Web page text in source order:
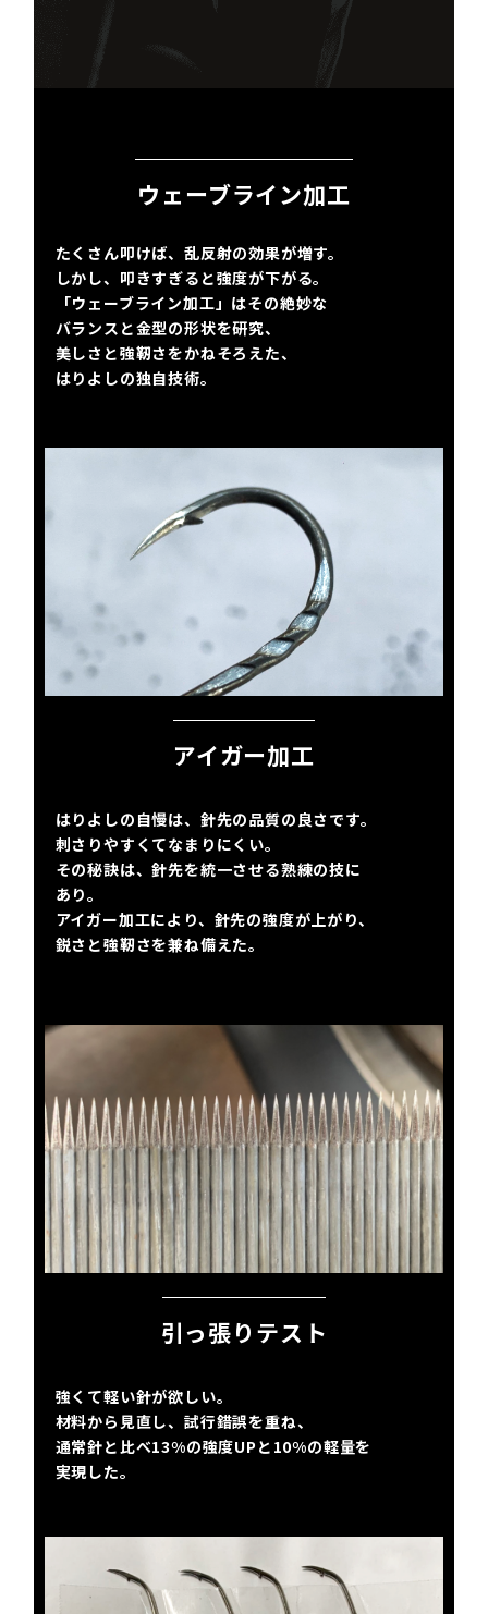
ウェーブライン加工
たくさん叩けば、乱反射の効果が増す。
しかし、叩きすぎると強度が下がる。
「ウェーブライン加工」はその絶妙な
バランスと金型の形状を研究、
美しさと強靭さをかねそろえた、
はりよしの独自技術。
アイガー加工
はりよしの自慢は、針先の品質の良さです。
刺さりやすくてなまりにくい。
その秘訣は、針先を統一させる熟練の技に
あり。
アイガー加工により、針先の強度が上がり、
鋭さと強靭さを兼ね備えた。
引っ張りテスト
強くて軽い針が欲しい。
材料から見直し、試行錯誤を重ね、
通常針と比べ13%の強度UPと10%の軽量を
実現した。